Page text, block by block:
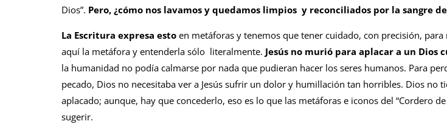
Dios”. Pero, ¿cómo nos lavamos y quedamos limpios y reconciliados por la sangre de
La Escritura expresa estoen metáforas y tenemos que tener cuidado, con precisión,
aquí la metáfora y entenderla sólo literalmente. Jesús no murió para aplacar a un Dios
la humanidad no podía calmarse por nada que pudieran hacer los seres humanos. Para
pecado, Dios no necesitaba ver a Jesús sufrir un dolor y humillación tan horribles. Dios no
aplacado; aunque, hay que concederlo, eso es lo que las metáforas e iconos del “Cordero
sugerir.